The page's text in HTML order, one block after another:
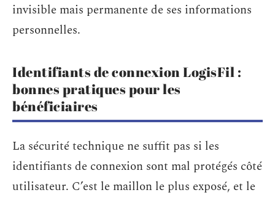
invisible mais permanente de ses informations
personnelles.
Identifiants de connexion LogisFil :
bonnes pratiques pour les
bénéficiaires
La sécurité technique ne suffit pas si les
identifiants de connexion sont mal protégés côté
utilisateur. C’est le maillon le plus exposé, et le